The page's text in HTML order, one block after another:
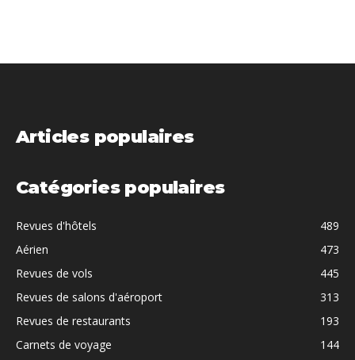
Articles populaires
Catégories populaires
Revues d'hôtels
489
Aérien
473
Revues de vols
445
Revues de salons d'aéroport
313
Revues de restaurants
193
Carnets de voyage
144